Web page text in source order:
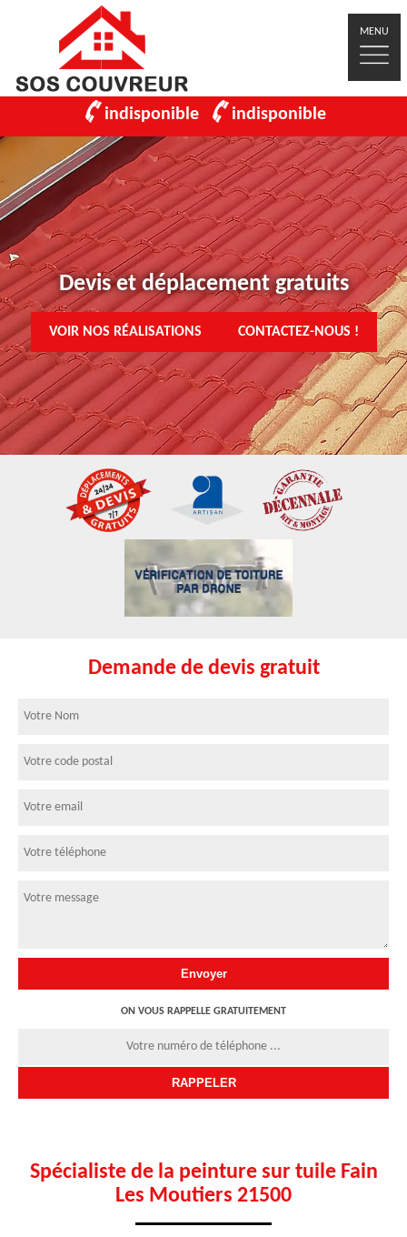
MENU
indisponible indisponible
Devis et déplacement gratuits
VOIR NOS RÉALISATIONS CONTACTEZ-NOUS !
Demande de devis gratuit
ON VOUS RAPPELLE GRATUITEMENT
Spécialiste de la peinture sur tuile Fain
Les Moutiers 21500